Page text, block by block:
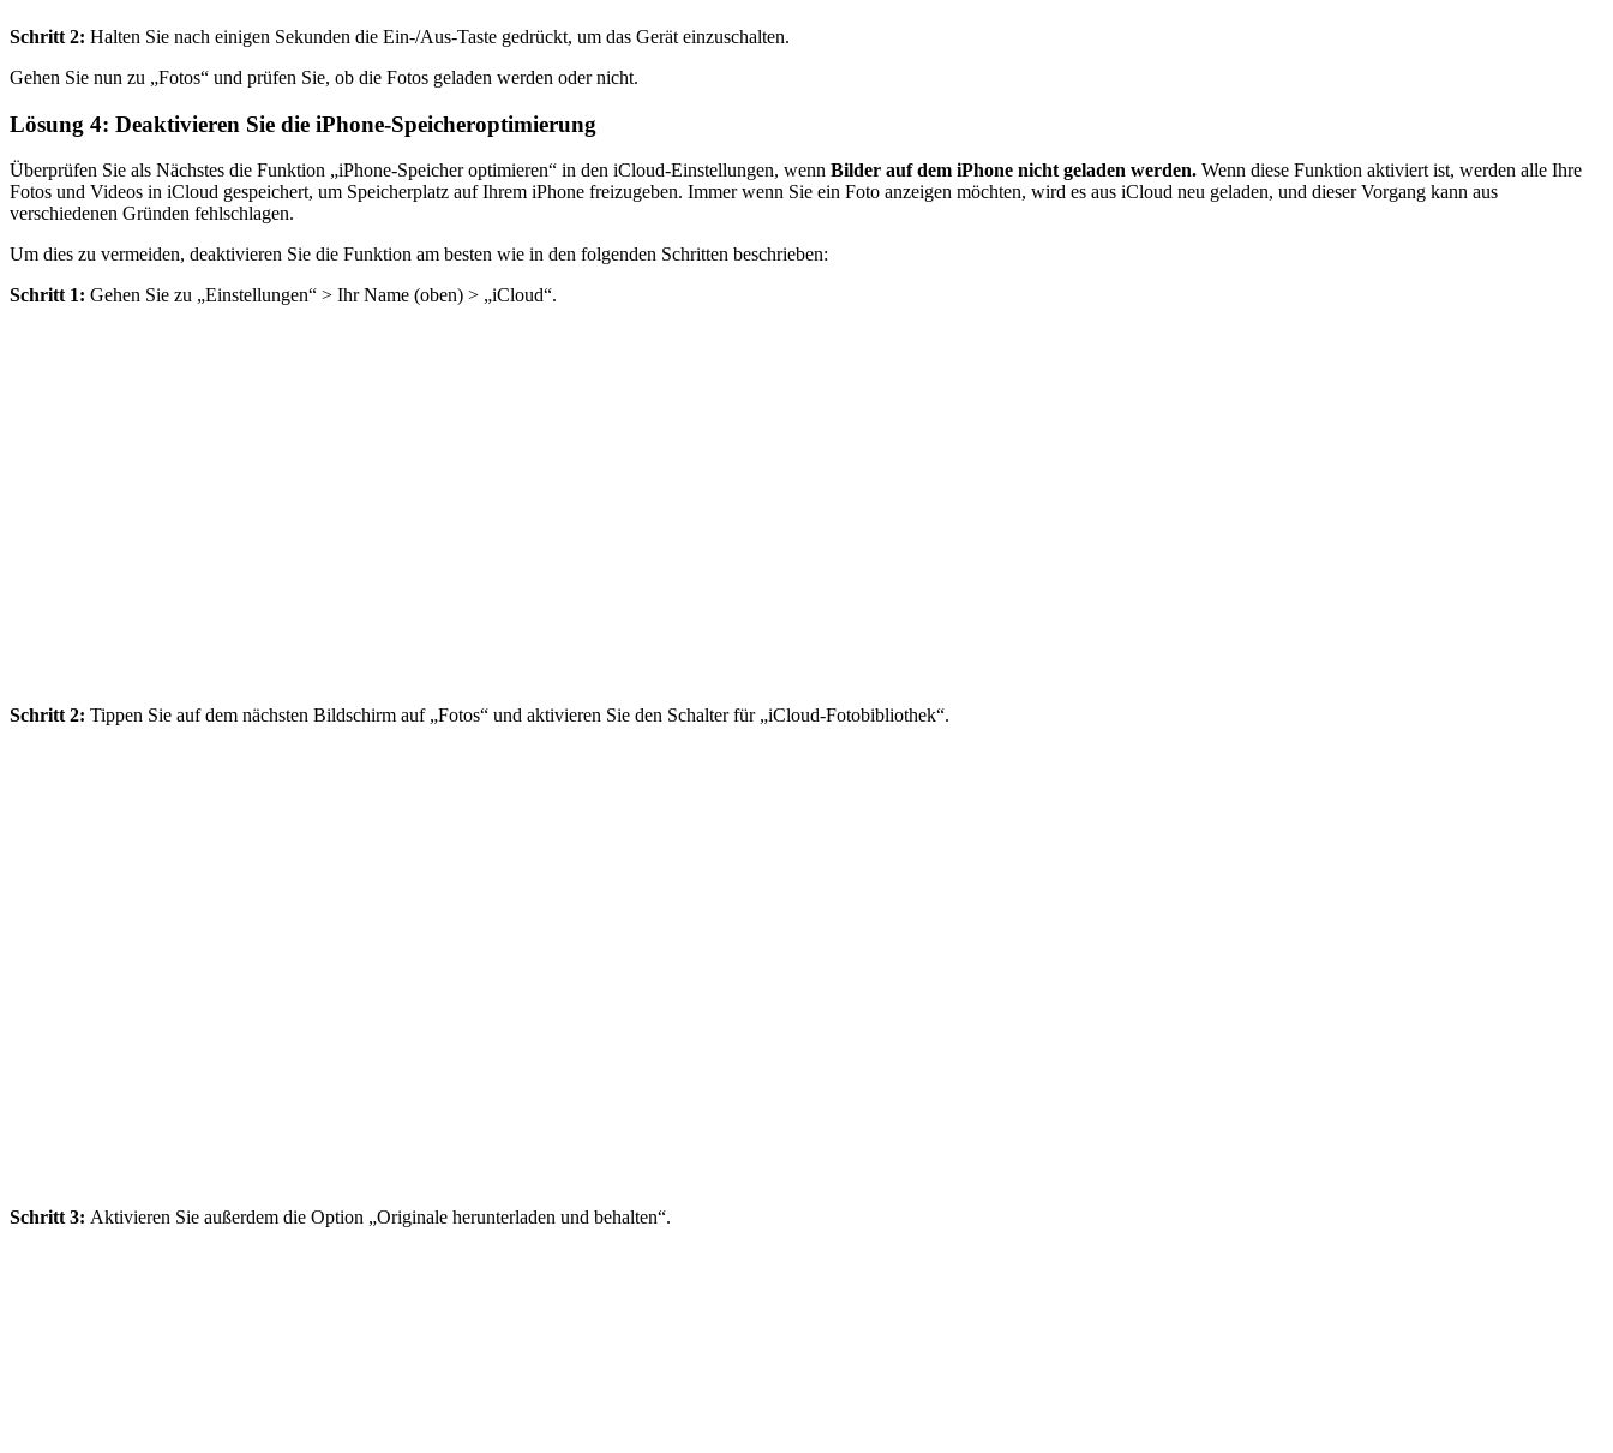
Schritt 2: Halten Sie nach einigen Sekunden die Ein-/Aus-Taste gedrückt, um das Gerät einzuschalten.
Gehen Sie nun zu „Fotos“ und prüfen Sie, ob die Fotos geladen werden oder nicht.
Lösung 4: Deaktivieren Sie die iPhone-Speicheroptimierung
Überprüfen Sie als Nächstes die Funktion „iPhone-Speicher optimieren“ in den iCloud-Einstellungen, wenn Bilder auf dem iPhone nicht geladen werden. Wenn diese Funktion aktiviert ist, werden alle Ihre
Fotos und Videos in iCloud gespeichert, um Speicherplatz auf Ihrem iPhone freizugeben. Immer wenn Sie ein Foto anzeigen möchten, wird es aus iCloud neu geladen, und dieser Vorgang kann aus
verschiedenen Gründen fehlschlagen.
Um dies zu vermeiden, deaktivieren Sie die Funktion am besten wie in den folgenden Schritten beschrieben:
Schritt 1: Gehen Sie zu „Einstellungen“ > Ihr Name (oben) > „iCloud“.
Schritt 2: Tippen Sie auf dem nächsten Bildschirm auf „Fotos“ und aktivieren Sie den Schalter für „iCloud-Fotobibliothek“.
Schritt 3: Aktivieren Sie außerdem die Option „Originale herunterladen und behalten“.